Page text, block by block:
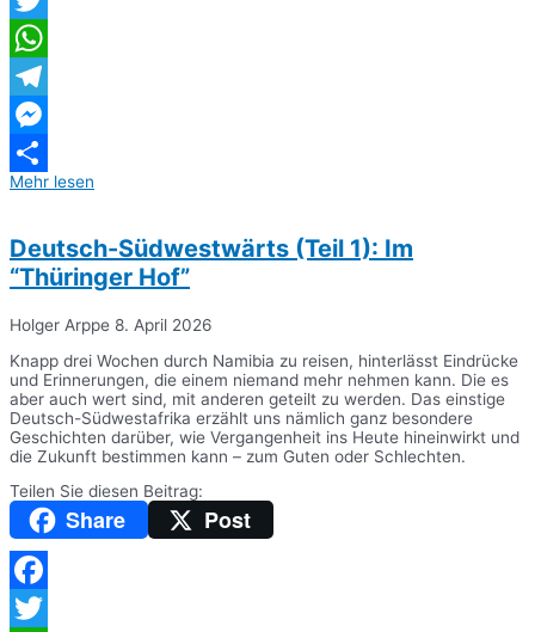
Twitter
WhatsApp
Telegram
Messenger
Teilen
Mehr lesen
Deutsch-Südwestwärts (Teil 1): Im
“Thüringer Hof”
Holger Arppe 8. April 2026
Knapp drei Wochen durch Namibia zu reisen, hinterlässt Eindrücke
und Erinnerungen, die einem niemand mehr nehmen kann. Die es
aber auch wert sind, mit anderen geteilt zu werden. Das einstige
Deutsch-Südwestafrika erzählt uns nämlich ganz besondere
Geschichten darüber, wie Vergangenheit ins Heute hineinwirkt und
die Zukunft bestimmen kann – zum Guten oder Schlechten.
Teilen Sie diesen Beitrag:
Share Post
Facebook